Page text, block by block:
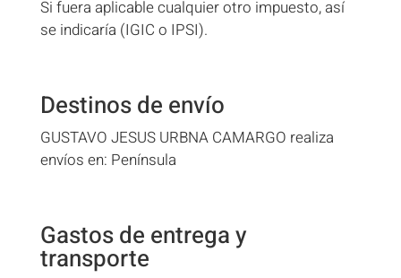
Si fuera aplicable cualquier otro impuesto, así
se indicaría (IGIC o IPSI).
Destinos de envío
GUSTAVO JESUS URBNA CAMARGO realiza
envíos en: Península
Gastos de entrega y
transporte